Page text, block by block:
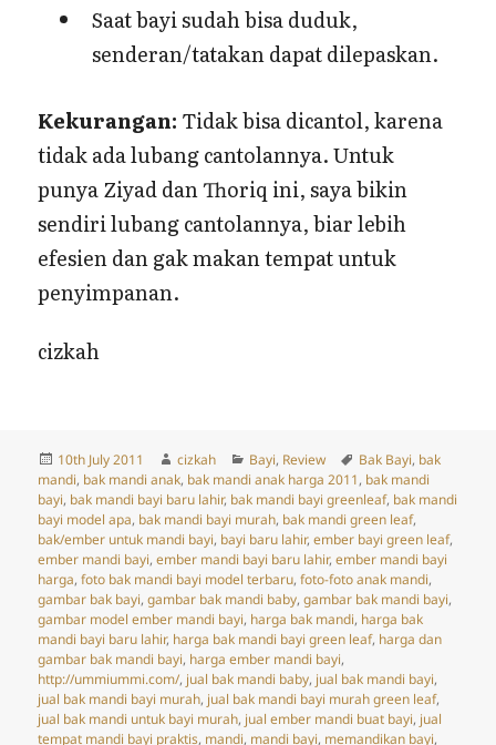
Saat bayi sudah bisa duduk,
senderan/tatakan dapat dilepaskan.
Kekurangan: Tidak bisa dicantol, karena
tidak ada lubang cantolannya. Untuk
punya Ziyad dan Thoriq ini, saya bikin
sendiri lubang cantolannya, biar lebih
efesien dan gak makan tempat untuk
penyimpanan.
cizkah
Posted
on
10th July 2011 Author
cizkah Categories
Bayi, Review Tags
Bak Bayi, bak
mandi, bak mandi anak, bak mandi anak harga 2011, bak mandi
bayi, bak mandi bayi baru lahir, bak mandi bayi greenleaf, bak mandi
bayi model apa, bak mandi bayi murah, bak mandi green leaf,
bak/ember untuk mandi bayi, bayi baru lahir,ember bayi green leaf,
ember mandi bayi,ember mandi bayi baru lahir,ember mandi bayi
harga,foto bak mandi bayi model terbaru,foto-foto anak mandi,
gambar bak bayi,gambar bak mandi baby,gambar bak mandi bayi,
gambar model ember mandi bayi, harga bak mandi, harga bak
mandi bayi baru lahir, harga bak mandi bayi green leaf, harga dan
gambar bak mandi bayi, harga ember mandi bayi,
http://ummiummi.com/, jual bak mandi baby, jual bak mandi bayi,
jual bak mandi bayi murah, jual bak mandi bayi murah green leaf,
jual bak mandi untuk bayi murah, jual ember mandi buat bayi, jual
tempat mandi bayi praktis, mandi, mandi bayi, memandikan bayi,